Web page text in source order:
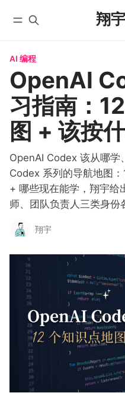
翔
首页
自动化工作流
实战教程
入门教程
AI 编程
课程
国内版 FlowUS
国际版 BMC
分类
AI 编程
OpenAI
习指南：
图 + 该按
OpenAI Codex 该从哪学
Codex 系列的导航地图
+ 哪些现在能学，翔宇给
师、团队负责人三类身份
翔宇